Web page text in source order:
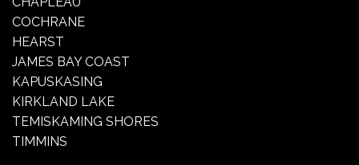
COCHRANE
HEARST
JAMES BAY COAST
KAPUSKASING
KIRKLAND LAKE
TEMISKAMING SHORES
TIMMINS